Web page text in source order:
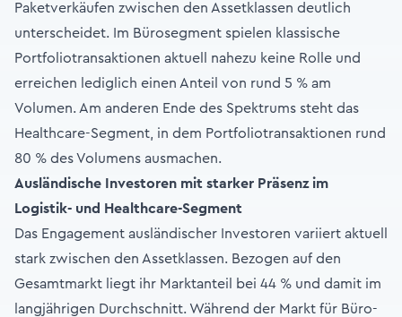
Paketverkäufen zwischen den Assetklassen deutlich
unterscheidet. Im Bürosegment spielen klassische
Portfoliotransaktionen aktuell nahezu keine Rolle und
erreichen lediglich einen Anteil von rund 5 % am
Volumen. Am anderen Ende des Spektrums steht das
Healthcare-Segment, in dem Portfoliotransaktionen rund
80 % des Volumens ausmachen.
Ausländische Investoren mit starker Präsenz im
Logistik- und Healthcare-Segment
Das Engagement ausländischer Investoren variiert aktuell
stark zwischen den Assetklassen. Bezogen auf den
Gesamtmarkt liegt ihr Marktanteil bei 44 % und damit im
langjährigen Durchschnitt. Während der Markt für Büro-